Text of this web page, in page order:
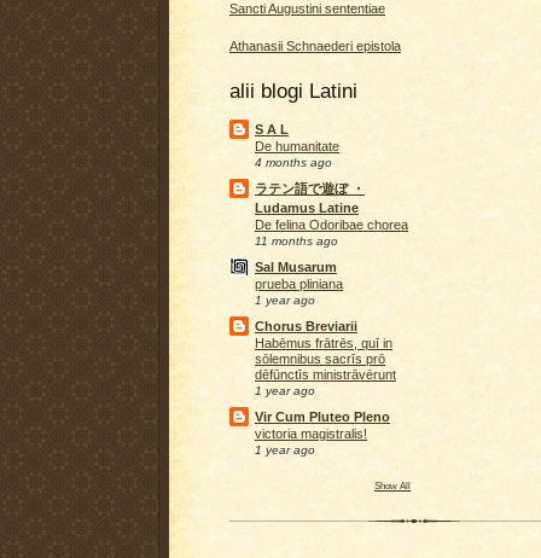
Sancti Augustini sententiae
Athanasii Schnaederi epistola
alii blogi Latini
S A L
De humanitate
4 months ago
ラテン語で遊ぼ ・
Ludamus Latine
De felina Odoribae chorea
11 months ago
Sal Musarum
prueba pliniana
1 year ago
Chorus Breviarii
Habēmus frātrēs, quī in
sōlemnibus sacrīs prō
dēfūnctīs ministrāvērunt
1 year ago
Vir Cum Pluteo Pleno
victoria magistralis!
1 year ago
Show All